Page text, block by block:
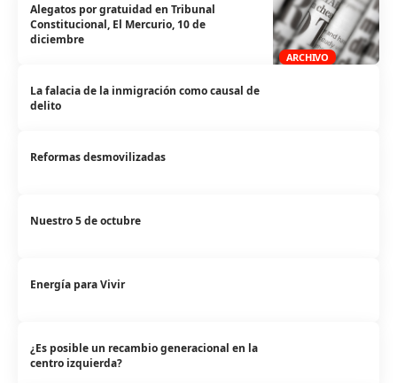
ARCHIVO
Alegatos por gratuidad en Tribunal
Constitucional, El Mercurio, 10 de
diciembre
La falacia de la inmigración como causal de
delito
Reformas desmovilizadas
Nuestro 5 de octubre
Energía para Vivir
¿Es posible un recambio generacional en la
centro izquierda?